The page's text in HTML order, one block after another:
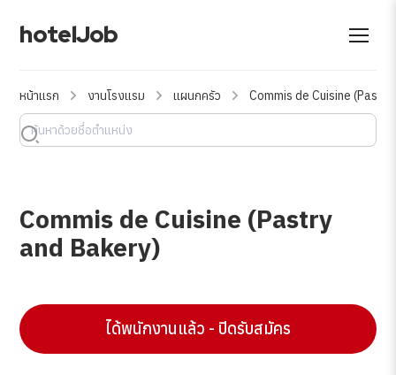
hotelJob
หน้าแรก งานโรงแรม แผนกครัว Commis de Cuisine
Commis de Cuisine (Pastry
and Bakery)
ได้พนักงานแล้ว - ปิดรับสมัคร